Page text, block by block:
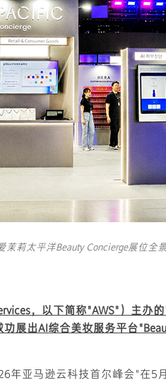
莉太平洋Beauty Concierge展位全
，以下简称"AWS"）主办
展出AI综合美妆服务平台
年亚马逊云科技首尔峰会"在5